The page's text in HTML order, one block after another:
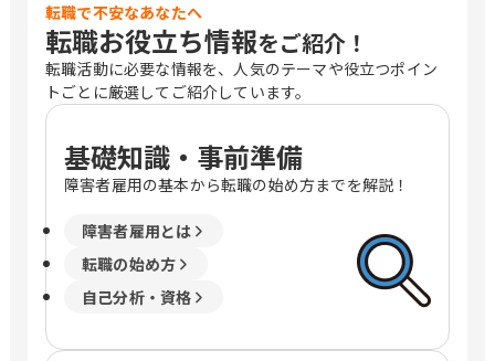
転職で不安なあなたへ
転職お役立ち情報をご紹介！
転職活動に必要な情報を、人気のテーマや役立つポイン
トごとに厳選してご紹介しています。
基礎知識・事前準備
障害者雇用の基本から転職の始め方までを解説！
障害者雇用とは
転職の始め方
自己分析・資格